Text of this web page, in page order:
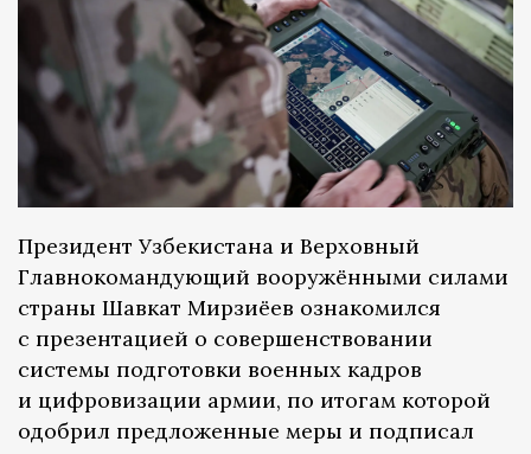
Президент Узбекистана и Верховный
Главнокомандующий вооружёнными силами
страны Шавкат Мирзиёев ознакомился
с презентацией о совершенствовании
системы подготовки военных кадров
и цифровизации армии, по итогам которой
одобрил предложенные меры и подписал